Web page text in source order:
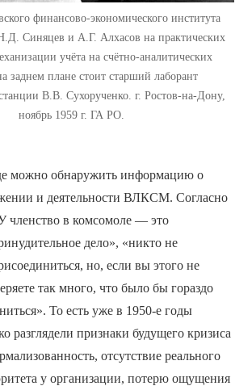
финансово-экономического института
Синяцев и А.Г. Алхасов на практических
учёта на счётно-аналитических
заднем плане стоит старший лаборант
В.В. Сухорученко. г. Ростов-на-Дону,
ноябрь 1959 г. ГА РО.
можно обнаружить информацию о
и деятельности ВЛКСМ. Согласно
членство в комсомоле — это
дело», «никто не
но, если вы этого не
так много, что было бы гораздо
То есть уже в 1950-е годы
разглядели признаки будущего кризиса
отсутствие реального
у организации, потерю ощущения